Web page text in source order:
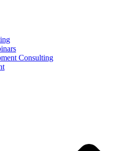
Consulting​